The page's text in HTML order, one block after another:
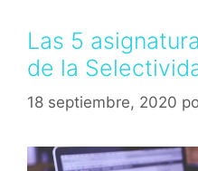
Las 5
de la
18 septiembre, 2020